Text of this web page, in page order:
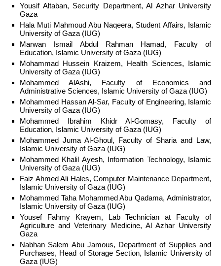
Yousif Altaban, Security Department, Al Azhar University
Gaza
Hala Muti Mahmoud Abu Naqeera, Student Affairs, Islamic
University of Gaza (IUG)
Marwan Ismail Abdul Rahman Hamad, Faculty of
Education, Islamic University of Gaza (IUG)
Mohammad Hussein Kraizem, Health Sciences, Islamic
University of Gaza (IUG)
Mohammed AlAshi, Faculty of Economics and
Administrative Sciences, Islamic University of Gaza (IUG)
Mohammed Hassan Al-Sar, Faculty of Engineering, Islamic
University of Gaza (IUG)
Mohammed Ibrahim Khidr Al-Gomasy, Faculty of
Education, Islamic University of Gaza (IUG)
Mohammed Juma Al-Ghoul, Faculty of Sharia and Law,
Islamic University of Gaza (IUG)
Mohammed Khalil Ayesh, Information Technology, Islamic
University of Gaza (IUG)
Faiz Ahmed Ali Hales, Computer Maintenance Department,
Islamic University of Gaza (IUG)
Mohammed Taha Mohammed Abu Qadama, Administrator,
Islamic University of Gaza (IUG)
Yousef Fahmy Krayem, Lab Technician at Faculty of
Agriculture and Veterinary Medicine, Al Azhar University
Gaza
Nabhan Salem Abu Jamous, Department of Supplies and
Purchases, Head of Storage Section, Islamic University of
Gaza (IUG)